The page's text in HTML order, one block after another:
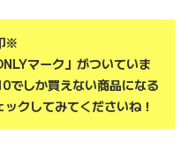
※
マーク」がついていま
でしか買えない商品になる
クしてみてくださいね！